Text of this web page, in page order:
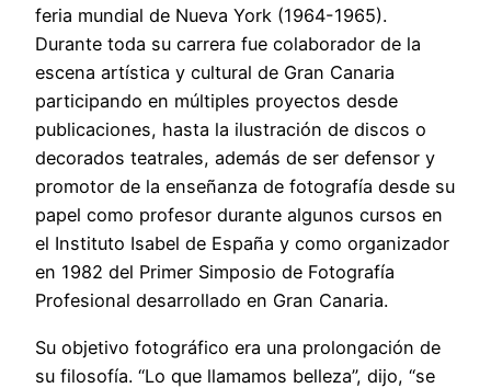
feria mundial de Nueva York (1964-1965).
Durante toda su carrera fue colaborador de la
escena artística y cultural de Gran Canaria
participando en múltiples proyectos desde
publicaciones, hasta la ilustración de discos o
decorados teatrales, además de ser defensor y
promotor de la enseñanza de fotografía desde su
papel como profesor durante algunos cursos en
el Instituto Isabel de España y como organizador
en 1982 del Primer Simposio de Fotografía
Profesional desarrollado en Gran Canaria.
Su objetivo fotográfico era una prolongación de
su filosofía. “Lo que llamamos belleza”, dijo, “se